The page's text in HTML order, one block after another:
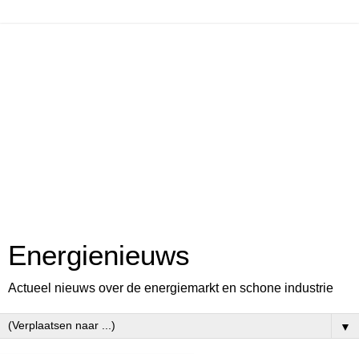
Energienieuws
Actueel nieuws over de energiemarkt en schone industrie
▼